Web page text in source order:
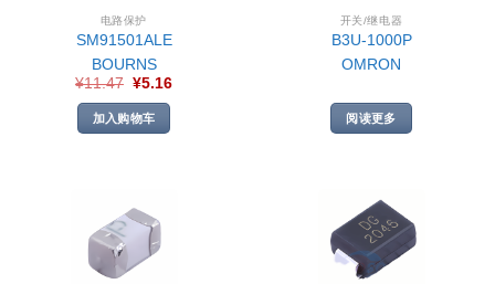
电路保护
SM91501ALE
BOURNS
¥11.47 ¥5.16
加入购物车
开关/继电器
B3U-1000P
OMRON
阅读更多